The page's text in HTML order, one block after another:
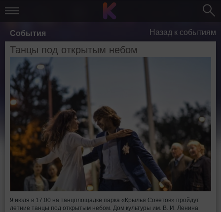
События Назад к событиям
Танцы под открытым небом
9 июля в 17:00 на танцплощадке парка «Крылья Советов» пройдут
летние танцы под открытым небом. Дом культуры им. В. И. Ленина